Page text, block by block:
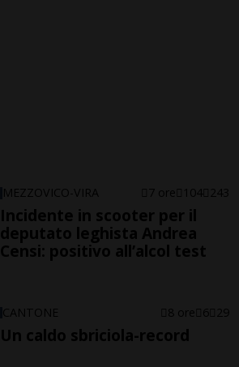
MEZZOVICO-VIRA 7 ore 104 243
Incidente in scooter per il
deputato leghista Andrea
Censi: positivo all’alcol test
CANTONE 8 ore 6 29
Un caldo sbriciola-record